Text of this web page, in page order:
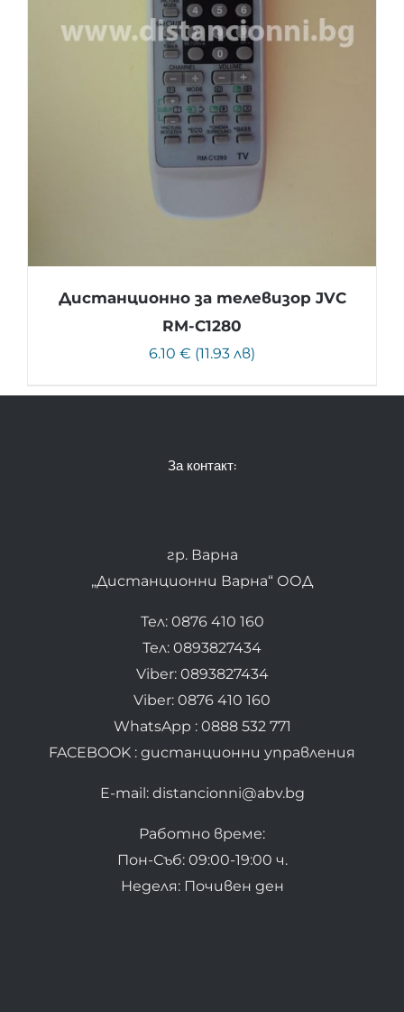
Дистанционно за телевизор JVC
RM-C1280
6.10 € (11.93 лв)
За контакт:
гр. Варна
„Дистанционни Варна“ ООД
Тел: 0876 410 160
Тел: 0893827434
Viber: 0893827434
Viber: 0876 410 160
WhatsApp : 0888 532 771
FACEBOOK : дистанционни управления
E-mail: distancionni@abv.bg
Работно време:
Пон-Съб: 09:00-19:00 ч.
Неделя: Почивен ден